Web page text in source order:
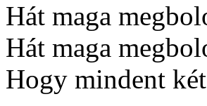
Hát maga
Hát maga
Hogy mindent